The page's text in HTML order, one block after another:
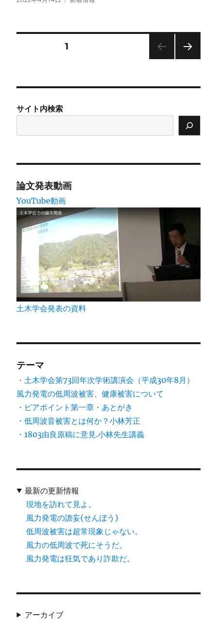
の
ペ
ー
ジ
送
り
固定ページ1
サイト内検索
論文発表動画
YouTube動画
土木学会発表の資料
テーマ
・土木学会第73回年次学術講演会（平成30年8月）
風力発電の低周波被害、健康被害について
・ピアポイント第一章・あとがき
・低周波音被害とは何か？小林芳正
・1803由良原稿に意見.小林先生講義
最新の更新情報
現地を訪れて見よ。
風力発電の譫妄(せんぼう)
低周波被害は超常現象じゃない。
風力の低周波で死にそうだ。
風力発電は狂気であり詐欺だ。
アーカイブ